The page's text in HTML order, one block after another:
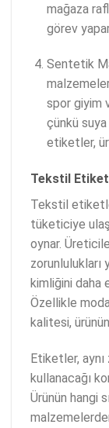
mağaza
görev
Sentetik
spor giyim
çünkü suya
etiketler,
Tekstil
Tekstil
tüketiciye
oynar.
zorunlulukları
kimliğini
Özellikle
kalitesi,
Etiketler, aynı
kullanacağı
Ürünün hangi